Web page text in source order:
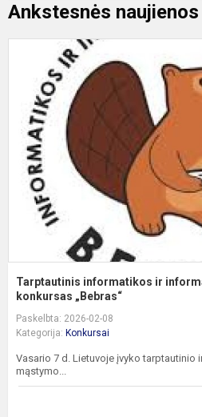
Ankstesnės naujienos
Tarptautinis informatikos ir
konkursas „Bebras“
Paskelbta: 2026-02-08
Kategorija: Konkursai
Vasario 7 d. Lietuvoje įvyko
mąstymo...